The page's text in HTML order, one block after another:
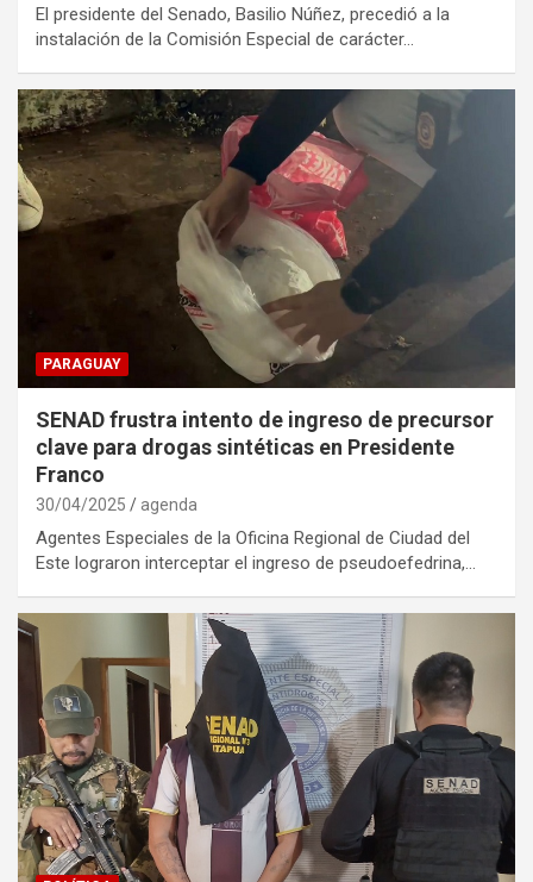
El presidente del Senado, Basilio Núñez, precedió a la
instalación de la Comisión Especial de carácter…
PARAGUAY
SENAD frustra intento de ingreso de precursor
clave para drogas sintéticas en Presidente
Franco
30/04/2025 agenda
Agentes Especiales de la Oficina Regional de Ciudad del
Este lograron interceptar el ingreso de pseudoefedrina,…